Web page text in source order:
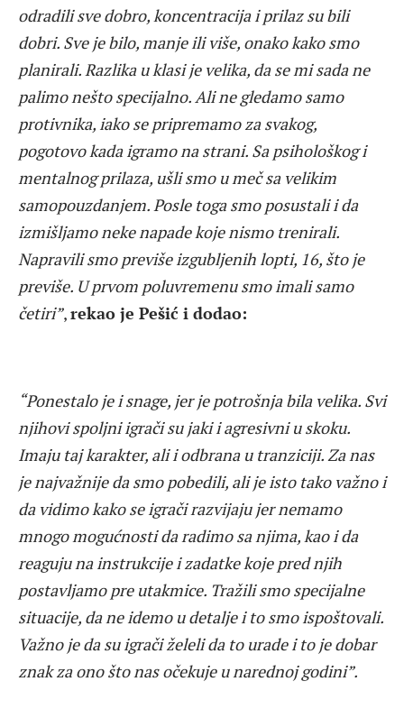
odradili sve dobro, koncentracija i prilaz su bili
dobri. Sve je bilo, manje ili više, onako kako smo
planirali. Razlika u klasi je velika, da se mi sada ne
palimo nešto specijalno. Ali ne gledamo samo
protivnika, iako se pripremamo za svakog,
pogotovo kada igramo na strani. Sa psihološkog i
mentalnog prilaza, ušli smo u meč sa velikim
samopouzdanjem. Posle toga smo posustali i da
izmišljamo neke napade koje nismo trenirali.
Napravili smo previše izgubljenih lopti, 16, što je
previše. U prvom poluvremenu smo imali samo
četiri”,rekao je Pešić i dodao:
“Ponestalo je i snage, jer je potrošnja bila velika. Svi
njihovi spoljni igrači su jaki i agresivni u skoku.
Imaju taj karakter, ali i odbrana u tranziciji. Za nas
je najvažnije da smo pobedili, ali je isto tako važno i
da vidimo kako se igrači razvijaju jer nemamo
mnogo mogućnosti da radimo sa njima, kao i da
reaguju na instrukcije i zadatke koje pred njih
postavljamo pre utakmice. Tražili smo specijalne
situacije, da ne idemo u detalje i to smo ispoštovali.
Važno je da su igrači želeli da to urade i to je dobar
znak za ono što nas očekuje u narednoj godini”.